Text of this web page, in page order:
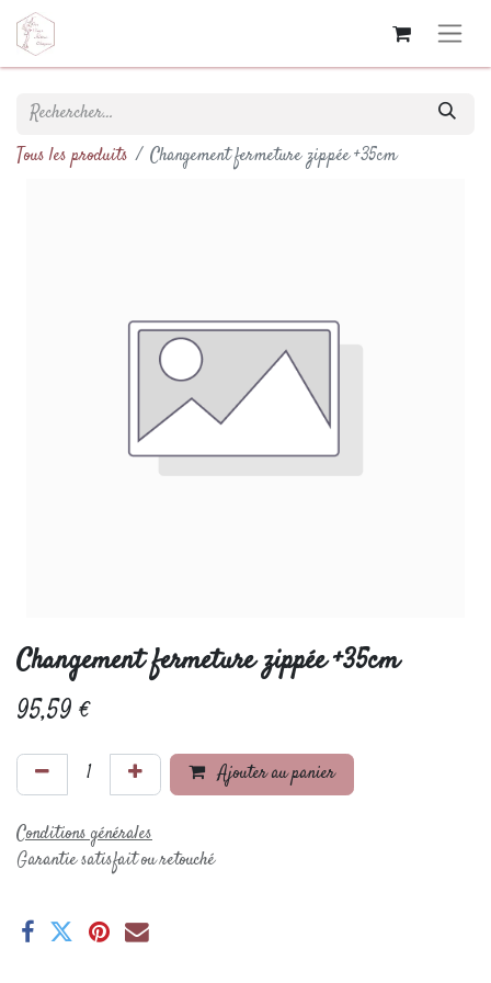
Tous les produits Changement fermeture zippée +35cm
Changement fermeture zippée +35cm
95,59€
Ajouter au panier
Conditions générales
Garantie satisfait ou retouché